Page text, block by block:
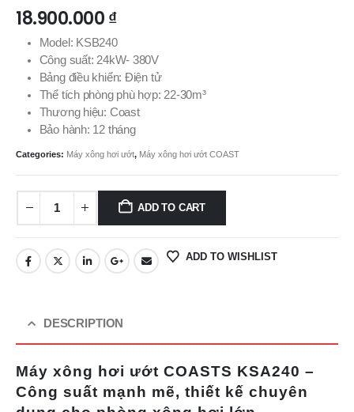
18.900.000₫
Model: KSB240
Công suất: 24kW- 380V
Bảng điều khiển: Điện tử
Thể tích phòng phù hợp: 22-30m³
Thương hiệu: Coast
Bảo hành: 12 tháng
Categories: Máy xông hơi ướt, Máy xông hơi ướt COAST
ADD TO CART
ADD TO WISHLIST
DESCRIPTION
Máy xông hơi ướt COASTS KSA240 –
Công suất mạnh mẽ, thiết kế chuyên